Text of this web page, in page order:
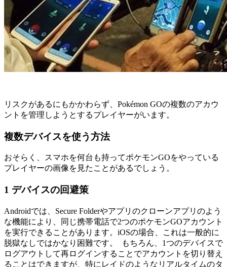
リスクがあるにもかかわらず、Pokémon GOの複数のアカウ
ントを管理しようとするプレイヤーがいます。
複数デバイスを使う方法
おそらく、スマホを何台も持ってポケモンGOをやっている
プレイヤーの画像を見たことがあるでしょう。
1 デバイスの回避策
Androidでは、Secure Folderやアプリのクローンアプリのよう
な機能により、同じ携帯電話で2つのポケモンGOアカウント
を実行できることがあります。iOSの場合、これは一般的に
脱獄なしではかなり困難です。 もちろん、1つのデバイスで
ログアウトして再ログインすることでアカウントを切り替え
ることはできますが、特にレイドのようなリアルタイムのタ